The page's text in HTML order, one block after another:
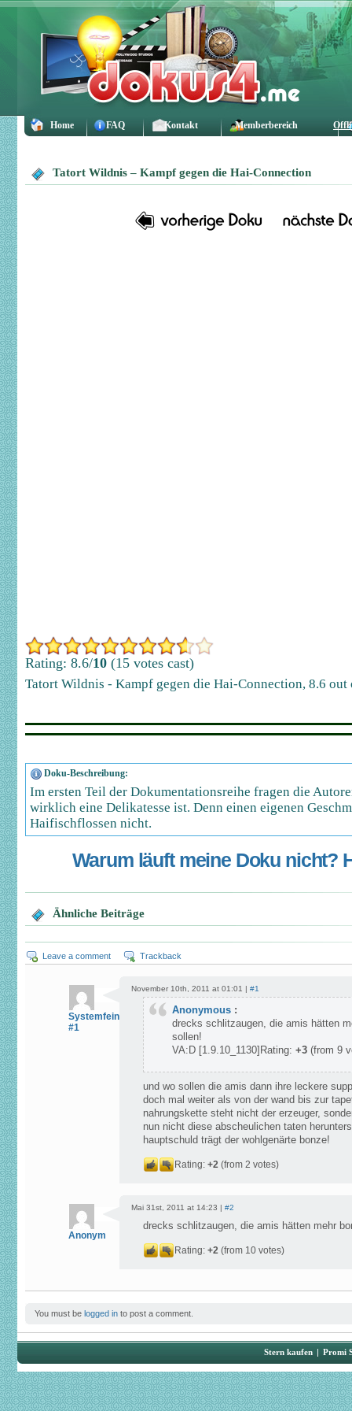
Home FAQ Kontakt Memberbereich
Tatort Wildnis – Kampf gegen die Hai-Connection
Rating: 8.6/10 (15 votes cast)
Tatort Wildnis - Kampf gegen die Hai-Connection, 8.6 out
Doku-Beschreibung:
Im ersten Teil der Dokumentationsreihe fragen die
wirklich eine Delikatesse ist. Denn einen eigenen
Haifischflossen nicht.
Warum läuft meine Doku nicht?
Ähnliche Beiträge
Leave a comment Trackback
Systemfeind
#1
November 10th, 2011 at 01:01 | #1
Anonymous :
drecks schlitzaugen, die amis hätten
sollen!
VA:D [1.9.10_1130]Rating: +3 (from 9
und wo sollen die amis dann ihre leckere
doch mal weiter als von der wand bis zur
nahrungskette steht nicht der erzeuger,
nun nicht diese abscheulichen taten
hauptschuld trägt der wohlgenärte bonze!
Rating: +2 (from 2 votes)
Anonym
Mai 31st, 2011 at 14:23 | #2
drecks schlitzaugen, die amis hätten mehr
Rating: +2 (from 10 votes)
You must be logged in to post a comment.
Stern kaufen | Promi